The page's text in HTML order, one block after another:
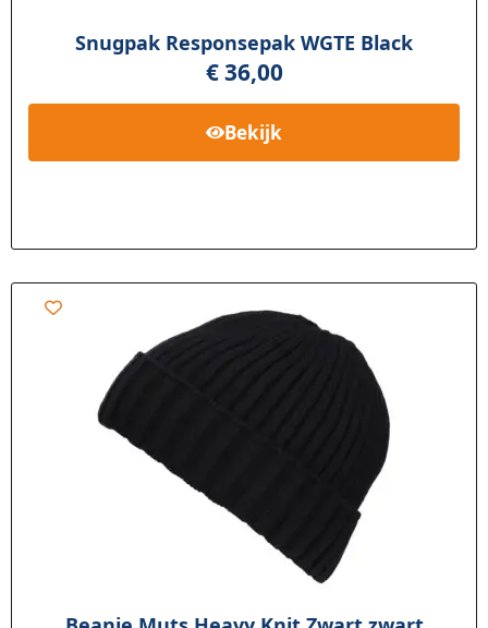
Snugpak Responsepak WGTE Black
€36,00
Bekijk